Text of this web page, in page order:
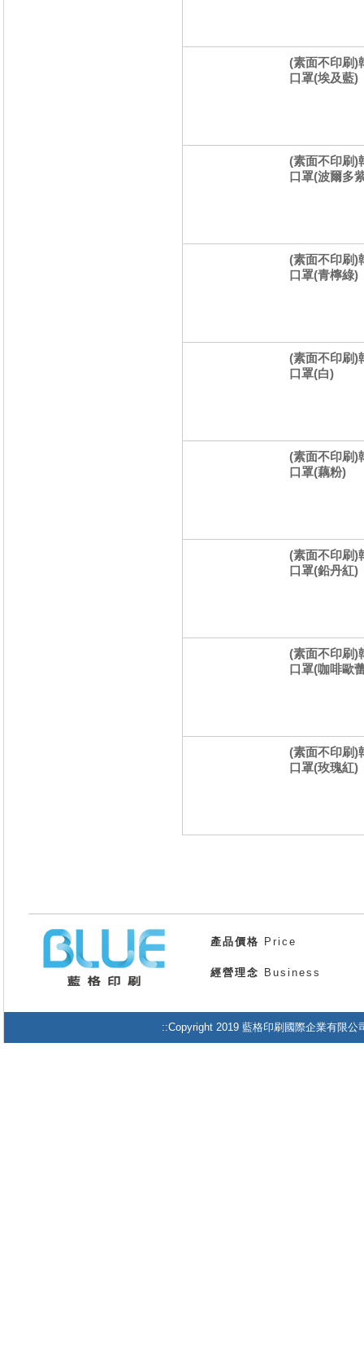
(素面不印刷)
口罩(埃及藍)
(素面不印刷)
口罩(波爾多
(素面不印刷)
口罩(青檸綠)
(素面不印刷)
口罩(白)
(素面不印刷)
口罩(藕粉)
(素面不印刷)
口罩(鉛丹紅)
(素面不印刷)
口罩(咖啡歐
(素面不印刷)
口罩(玫瑰紅)
產品價格 Price
經營理念 Business
::Copyright 2019 藍格印刷國際企業有限